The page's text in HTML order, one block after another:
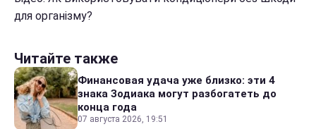
для організму?
Читайте также
Финансовая удача уже близко: эти 4
знака Зодиака могут разбогатеть до
конца года
07 августа 2026, 19:51